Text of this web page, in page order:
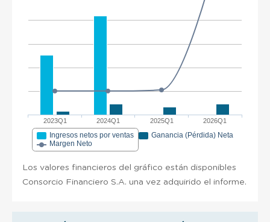
2023Q1 2024Q1 2025Q1 2026Q1
Ingresos netos por ventas
Ganancia (Pérdida) Neta
Margen Neto
Los valores financieros del gráfico están disponibles
Consorcio Financiero S.A. una vez adquirido el informe.